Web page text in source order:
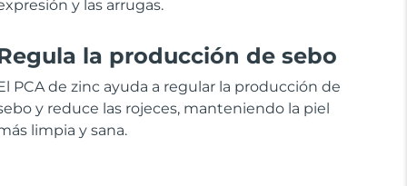
y las arrugas.
la producción de sebo
PCA de zinc ayuda a regular la producción de
y reduce las rojeces, manteniendo la piel
limpia y sana.